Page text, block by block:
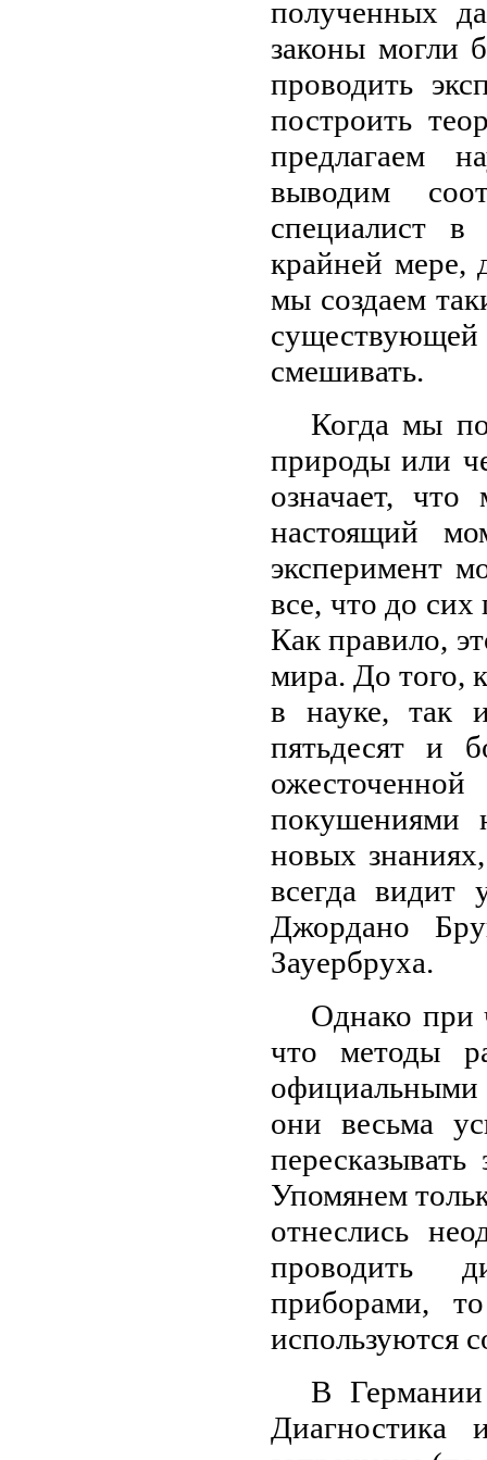
полученных
законы могли
проводить
построить
предлагаем
выводим
специалист в
крайней мере,
мы создаем
смешивать.
Когда мы
природы или
означает,
настоящий
эксперимент
все, что до
Как правило,
мира. До того,
в науке, так
пятьдесят и
покушениями
новых
всегда видит
Джордано
Зауербруха.
Однако при
что методы
официальными
они весьма
Упомянем
отнеслись
проводить
приборами,
используются
В Германии
Диагностика